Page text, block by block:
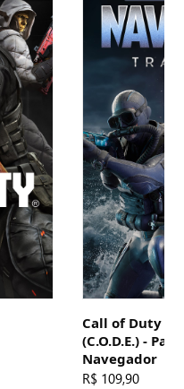
Call of Duty
(C.O.D.E.) -
Navegador
R$ 109,90